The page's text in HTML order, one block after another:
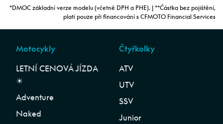
*DMOC základní verze modelu (včetně DPH a PHE). | **Částka bez pojištění,
platí pouze při financování s CFMOTO Financial Services
Motocykly
LETNÍ CENOVÁ JÍZDA
☀︎
Adventure
Naked
Čtyřkolky
ATV
UTV
SSV
Junior